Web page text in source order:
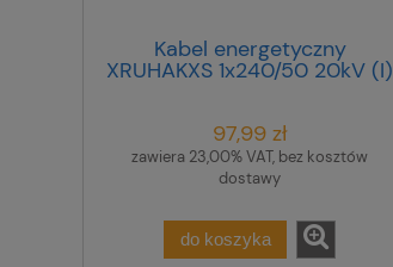
Kabel energetyczny
XRUHAKXS 1x240/50 20kV (I)
97,99 zł
zawiera 23,00% VAT, bez kosztów
dostawy
do koszyka